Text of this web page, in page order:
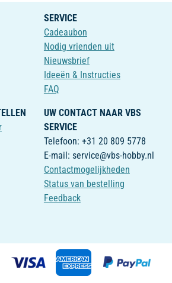
SERVICE
Cadeaubon
Nodig vrienden uit
Nieuwsbrief
Ideeën & Instructies
FAQ
UW CONTACT NAAR VBS
SERVICE
Telefoon: +31 20 809 5778
E-mail: service@vbs-hobby.nl
Contactmogelijkheden
Status van bestelling
Feedback